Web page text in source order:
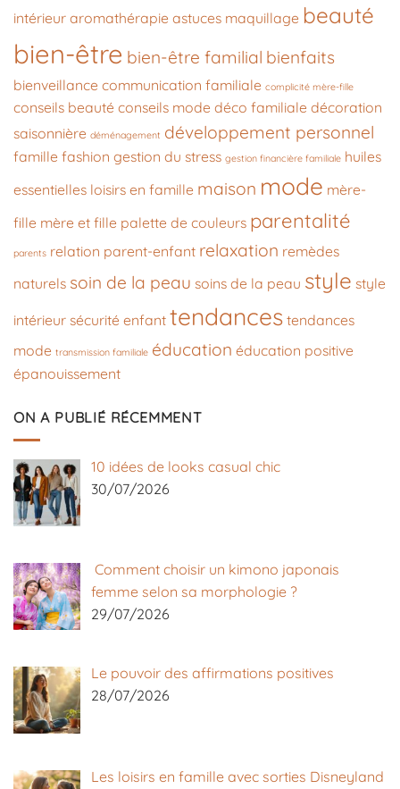
intérieur aromathérapie astuces maquillage beauté
bien-être bien-être familial bienfaits
bienveillance communication familiale complicité mère-fille
conseils beauté conseils mode déco familiale décoration
saisonnière déménagement développement personnel
famille fashion gestion du stress gestion financière familiale huiles
essentielles loisirs en famille maison mode mère-
fille mère et fille palette de couleurs parentalité
parents relation parent-enfant relaxation remèdes
naturels soin de la peau soins de la peau style style
intérieur sécurité enfant tendances tendances
mode transmission familiale éducation éducation positive
épanouissement
ON A PUBLIÉ RÉCEMMENT
10 idées de looks casual chic
30/07/2026
Comment choisir un kimono japonais
femme selon sa morphologie ?
29/07/2026
Le pouvoir des affirmations positives
28/07/2026
Les loisirs en famille avec sorties Disneyland